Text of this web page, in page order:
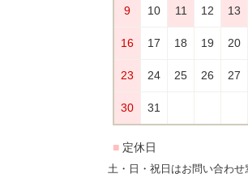
土・日・祝日はお問い合わせ